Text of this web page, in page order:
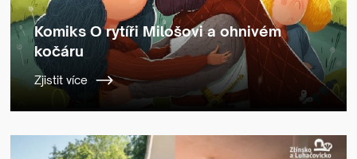
Komiks O rytíři Milošovi a ohnivém
kočáru
Zjistit více